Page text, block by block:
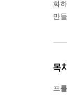
화
만
목
프